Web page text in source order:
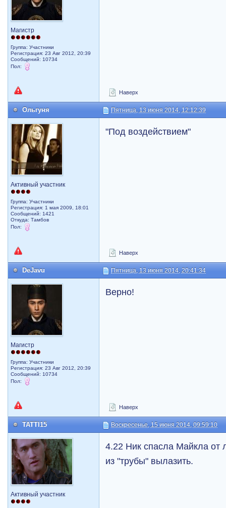
Магистр
Группа: Участники
Регистрация: 23 Авг 2012, 20:39
Сообщений: 10734
Пол:
Наверх
Ольгуня Пятница, 13 июня 2014, 12:12:39
Активный участник
Группа: Участники
Регистрация: 1 мая 2009, 18:01
Сообщений: 1421
Откуда: Тамбов
Пол:
"Под воздействием"
Наверх
DeJavu Пятница, 13 июня 2014, 20:41:34
Магистр
Группа: Участники
Регистрация: 23 Авг 2012, 20:39
Сообщений: 10734
Пол:
Верно!
Наверх
TATTI15 Воскресенье, 15 июня 2014, 09:59:10
Активный участник
4.22 Ник спасла Майкла от
из "трубы" вылазить.